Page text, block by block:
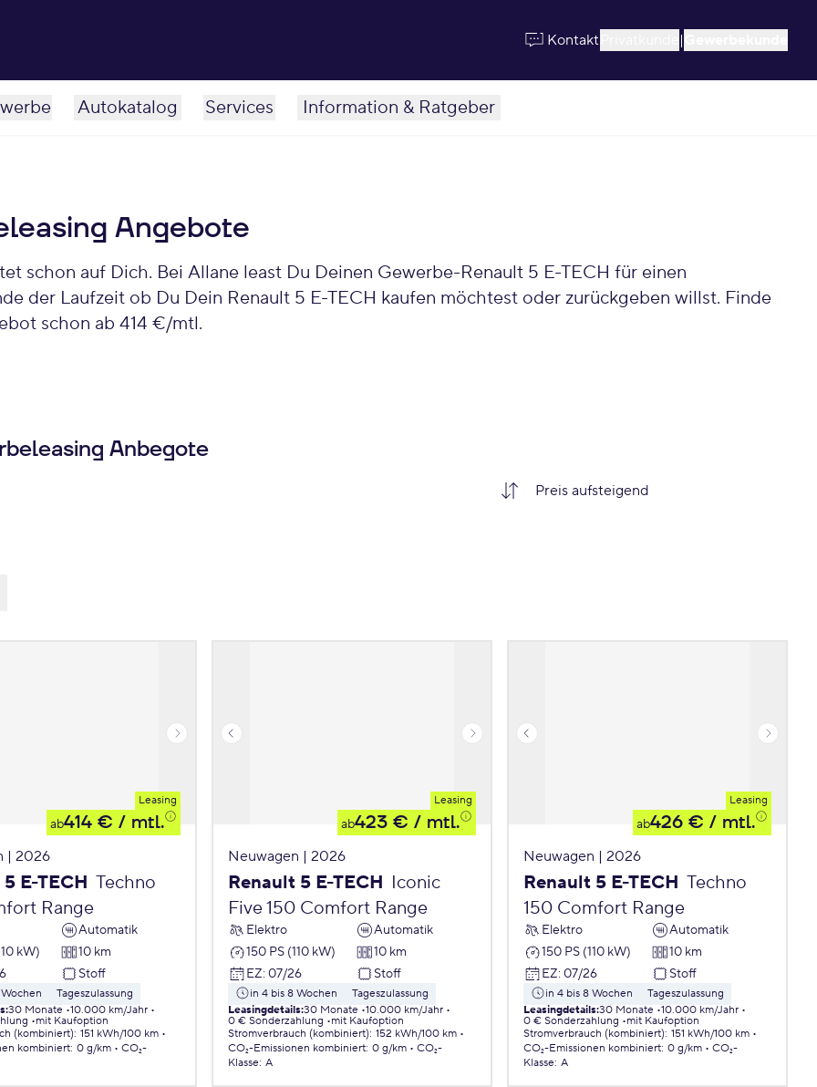
Kontakt |
Autokatalog Services Information & Ratgeber
Angebote
der Laufzeit ob Du Dein Renault 5 E-TECH kaufen möchtest oder zurückgeben willst. Finde
schon ab 414 €/mtl.
Anbegote
Leasing
ab414 € / mtl.
| 2026
E-TECH Techno
Range
Automatik
kW)
10 km
Stoff
Tageszulassung
:30 Monate 10.000 km/Jahr
mit Kaufoption
(kombiniert): 151 kWh/100 km
kombiniert: 0 g/km
CO₂-
Leasing
ab423 € / mtl.
Neuwagen | 2026
Renault 5 E-TECH Iconic
Five 150 Comfort Range
Elektro
Automatik
150 PS (110 kW)
10 km
EZ: 07/26 Stoff
in 4 bis 8 Wochen
Tageszulassung
Leasingdetails:30 Monate 10.000 km/Jahr
0 € Sonderzahlung
mit Kaufoption
Stromverbrauch (kombiniert): 152 kWh/100 km
CO₂-Emissionen kombiniert: 0 g/km
CO₂-
Klasse: A
Leasing
ab426 € / mtl.
Neuwagen | 2026
Renault 5 E-TECH Techno
150 Comfort Range
Elektro
Automatik
150 PS (110 kW)
10 km
EZ: 07/26 Stoff
in 4 bis 8 Wochen
Tageszulassung
Leasingdetails:30 Monate 10.000 km/Jahr
0 € Sonderzahlung
mit Kaufoption
Stromverbrauch (kombiniert): 151 kWh/100 km
CO₂-Emissionen kombiniert: 0 g/km
CO₂-
Klasse: A